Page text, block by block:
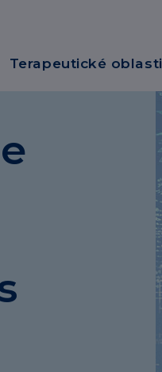
Terapeutické oblasti